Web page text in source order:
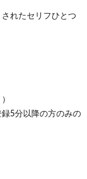
れたセリフひとつ
5分以降の方のみの